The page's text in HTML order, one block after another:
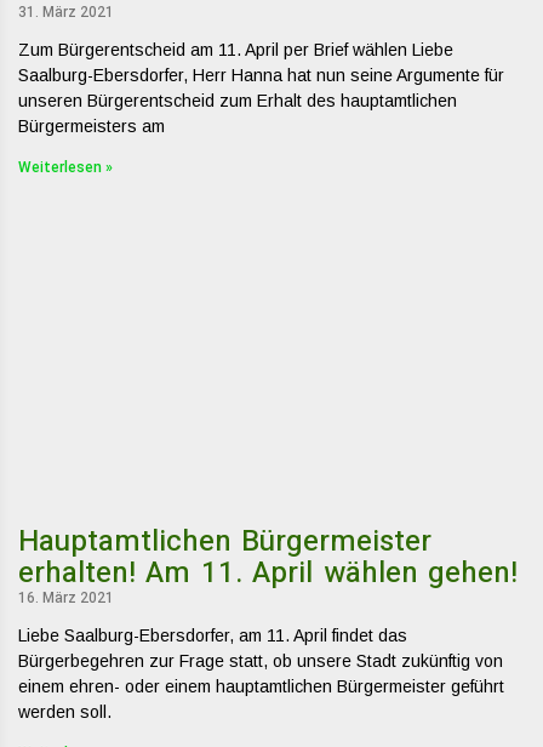
31. März 2021
Zum Bürgerentscheid am 11. April per Brief wählen Liebe
Saalburg-Ebersdorfer, Herr Hanna hat nun seine Argumente für
unseren Bürgerentscheid zum Erhalt des hauptamtlichen
Bürgermeisters am
Weiterlesen »
Hauptamtlichen Bürgermeister
erhalten! Am 11. April wählen gehen!
16. März 2021
Liebe Saalburg-Ebersdorfer, am 11. April findet das
Bürgerbegehren zur Frage statt, ob unsere Stadt zukünftig von
einem ehren- oder einem hauptamtlichen Bürgermeister geführt
werden soll.